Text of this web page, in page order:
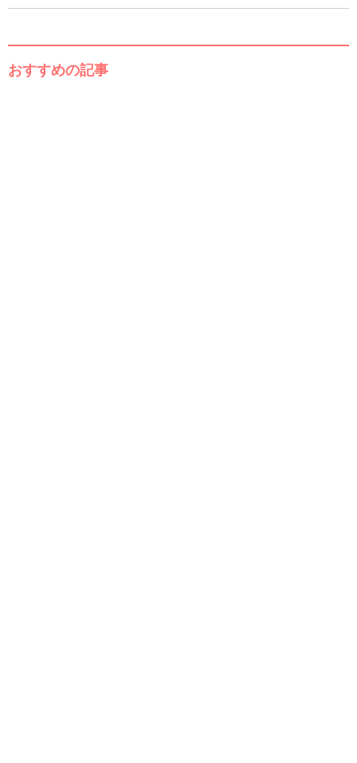
おすすめの記事